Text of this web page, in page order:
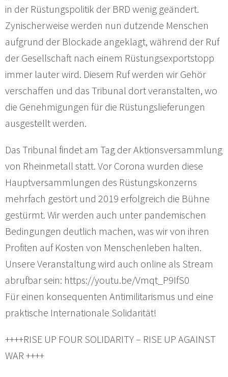
in der Rüstungspolitik der BRD wenig geändert.
Zynischerweise werden nun dutzende Menschen
aufgrund der Blockade angeklagt, während der Ruf
der Gesellschaft nach einem Rüstungsexportstopp
immer lauter wird. Diesem Ruf werden wir Gehör
verschaffen und das Tribunal dort veranstalten, wo
die Genehmigungen für die Rüstungslieferungen
ausgestellt werden.
Das Tribunal findet am Tag der Aktionsversammlung
von Rheinmetall statt. Vor Corona wurden diese
Hauptversammlungen des Rüstungskonzerns
mehrfach gestört und 2019 erfolgreich die Bühne
gestürmt. Wir werden auch unter pandemischen
Bedingungen deutlich machen, was wir von ihren
Profiten auf Kosten von Menschenleben halten.
Unsere Veranstaltung wird auch online als Stream
abrufbar sein: https://youtu.be/Vmqt_P9IfS0
Für einen konsequenten Antimilitarismus und eine
praktische Internationale Solidarität!
++++RISE UP FOUR SOLIDARITY – RISE UP AGAINST
WAR ++++